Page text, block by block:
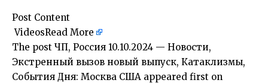
Post Content
​ VideosRead More
The post ЧП, Россия 10.10.2024 — Новости,
Экстренный вызов новый выпуск, Катаклизмы,
События Дня: Москва США appeared first on